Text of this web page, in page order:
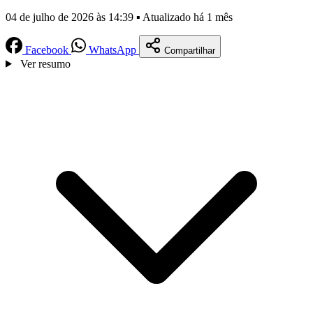
04 de julho de 2026 às 14:39 ▪ Atualizado há 1 mês
Facebook WhatsApp Compartilhar
Ver resumo